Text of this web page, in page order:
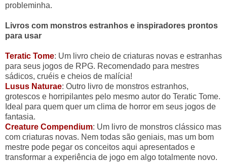
probleminha.
Livros com monstros estranhos e inspiradores prontos
para usar
Teratic Tome: Um livro cheio de criaturas novas e estranhas
para seus jogos de RPG. Recomendado para mestres
sádicos, cruéis e cheios de malícia!
Lusus Naturae: Outro livro de monstros estranhos,
grotescos e horripilantes pelo mesmo autor do Teratic Tome.
Ideal para quem quer um clima de horror em seus jogos de
fantasia.
Creature Compendium: Um livro de monstros clássico mas
com criaturas novas. Nem todas são geniais, mas um bom
mestre pode pegar os conceitos aqui apresentados e
transformar a experiência de jogo em algo totalmente novo.